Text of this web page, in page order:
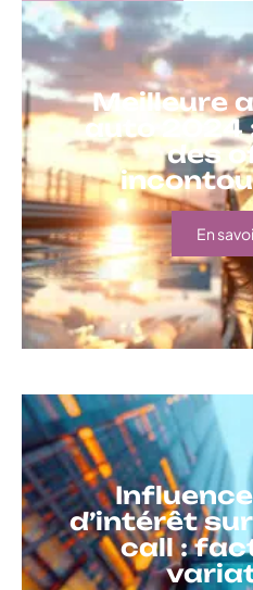
Meilleure
auto 2024
des
En
d’intérêt
call :